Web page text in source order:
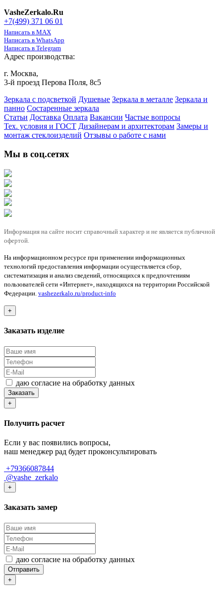
VasheZerkalo.Ru
+7(499) 371 06 01
Написать в MAX
Написать в WhatsApp
Написать в Telegram
Адрес производства:
г. Москва,
3-й проезд Перова Поля, 8с5
Зеркала с подсветкой Душевые Зеркала в металле Зеркала и
панно Состаренные зеркала
Статьи Доставка Оплата Вакансии Частые вопросы
Тех. условия и ГОСТ Дизайнерам и архитекторам Замеры и
монтаж стеклоизделий Отзывы о работе с нами
Мы в соц.сетях
Информация на сайте носит справочный характер и не является публичной
офертой.
На информационном ресурсе при применении информационных
технологий предоставления информации осуществляется сбор,
систематизация и анализ сведений, относящихся к предпочтениям
пользователей сети «Интернет», находящихся на территории Российской
Федерации. vashezerkalo.ru/product-info
+
Заказать изделие
даю согласие на обработку данных
Заказать
+
Получить расчет
Если у вас появились вопросы,
наш менеджер рад будет проконсультировать
+79366087844
@vashe_zerkalo
+
Заказать замер
даю согласие на обработку данных
Отправить
+